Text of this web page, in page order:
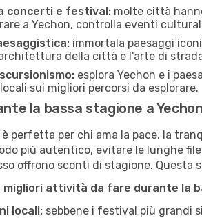
concerti e festival: molte città
a Yechon, controlla eventi
immortala paesaggi
della città e l'arte di
esplora Yechon e i
sui migliori percorsi da esplorare.
la bassa stagione a Yechon
perfetta per chi ama la pace, la
più autentico, evitare le lunghe
offrono sconti di stagione.
migliori attività da fare durante la
locali: sebbene i festival più grandi